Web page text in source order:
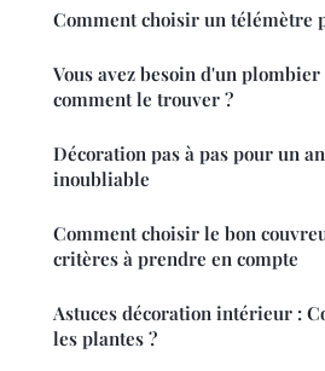
Comment choisir un télémètre
Vous avez besoin d'un
comment le trouver ?
Décoration pas à pas pour un
inoubliable
Comment choisir le bon
critères à prendre en compte
Astuces décoration intérieur :
les plantes ?